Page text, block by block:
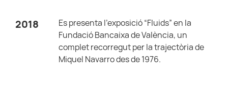
2018
Es presenta l'exposició “Fluids” en la
Fundació Bancaixa de València, un
complet recorregut per la trajectòria de
Miquel Navarro des de 1976.